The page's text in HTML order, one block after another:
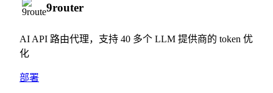
9router
AI API 路由代理，支持 40 多个 LLM 提供商的 token 优
化
部署